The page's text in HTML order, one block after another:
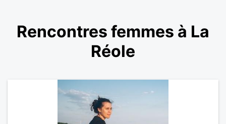
Rencontres femmes à La
Réole